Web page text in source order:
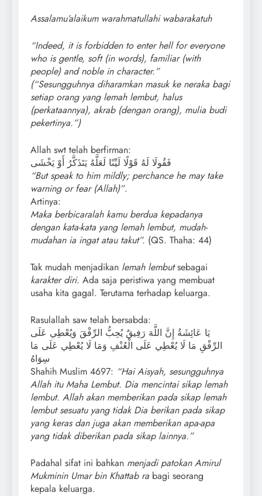
Assalamu’alaikum warahmatullahi wabarakatuh
“Indeed, it is forbidden to enter hell for everyone
who is gentle, soft (in words), familiar (with
people) and noble in character.”
(“Sesungguhnya diharamkan masuk ke neraka bagi
setiap orang yang lemah lembut, halus
(perkataannya), akrab (dengan orang), mulia budi
pekertinya.”)
Allah swt telah berfirman:
فَقُولَا لَهُ قَوْلًا لَيِّنًا لَعَلَّهُ يَتَذَكَّرُ أَوْ يَخْشَى
“But speak to him mildly; perchance he may take
warning or fear (Allah)”.
Artinya:
Maka berbicaralah kamu berdua kepadanya
dengan kata-kata yang lemah lembut, mudah-
mudahan ia ingat atau takut”. (QS. Thaha: 44)
Tak mudah menjadikan lemah lembutsebagai
karakter diri. Ada saja peristiwa yang membuat
usaha kita gagal. Terutama terhadap keluarga.
Rasulallah saw telah bersabda:
يَا عَائِشَةُ إِنَّ اللَّهَ رَفِيقٌ يُحِبُّ الرِّفْقَ وَيُعْطِي عَلَى
الرِّفْقِ مَا لَا يُعْطِي عَلَى الْعُنْفِ وَمَا لَا يُعْطِي عَلَى مَا
سِوَاهُ
Shahih Muslim 4697: “Hai Aisyah, sesungguhnya
Allah itu Maha Lembut. Dia mencintai sikap lemah
lembut. Allah akan memberikan pada sikap lemah
lembut sesuatu yang tidak Dia berikan pada sikap
yang keras dan juga akan memberikan apa-apa
yang tidak diberikan pada sikap lainnya.”
Padahal sifat ini bahkan menjadi patokan Amirul
Mukminin Umar bin Khattab ra bagi seorang
kepala keluarga.